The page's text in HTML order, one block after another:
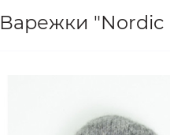
Варежки "Nordic